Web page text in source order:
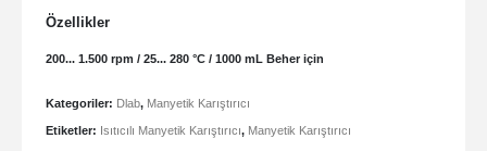
Özellikler
200... 1.500 rpm / 25... 280 °C / 1000 mL Beher için
Kategoriler: Dlab, Manyetik Karıştırıcı
Etiketler: Isıtıcılı Manyetik Karıştırıcı, Manyetik Karıştırıcı